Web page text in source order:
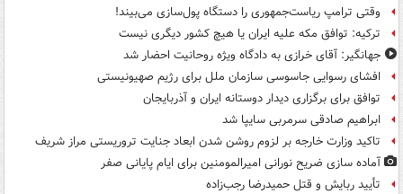
وقتی ترامپ ریاست‌جمهوری را دستگاه پول‌سازی می‌بیند!
ترکیه: توافق مکه علیه ایران یا هیچ کشور دیگری نیست
جهانگیر: آقای خرازی به دادگاه ویژه روحانیت احضار شد
افشای رسوایی جاسوسی سازمان ملل برای رژیم صهیونیستی
توافق برای برگزاری دیدار دوستانه ایران و آذربایجان
ابراهیم صادقی سرمربی سایپا شد
تاکید وزارت خارجه بر لزوم روشن شدن ابعاد جنایت تروریستی مراز شریف
آماده سازی ضریح نورانی امیرالمومنین برای ایام پایانی صفر
تأیید ربایش و قتل حمیدرضا رجب‌زاده